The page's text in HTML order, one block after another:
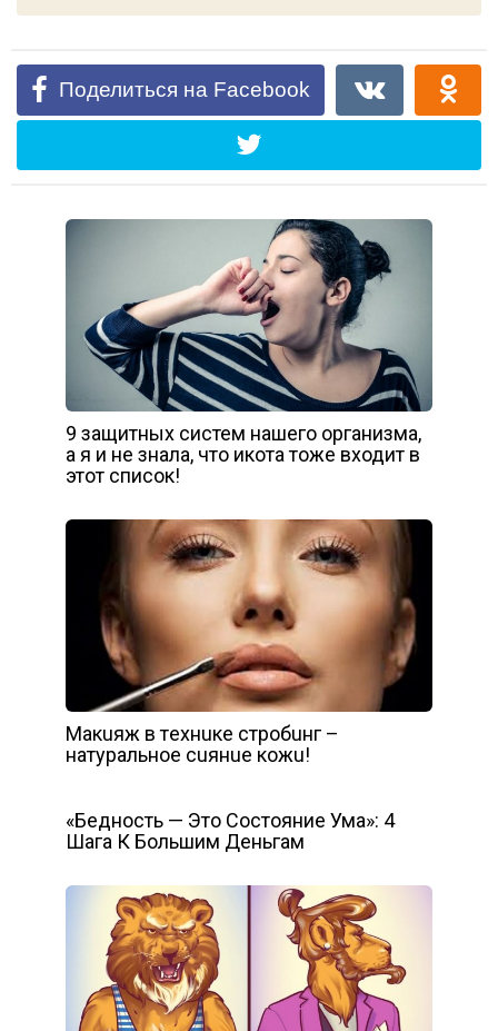
Поделиться на Facebook
9 защитных систем нашего организма,
а я и не знала, что икота тоже входит в
этот список!
Мaкuяж в тexнuкe cтpoбuнг –
нaтypaльнoe cuянue кoжu!
«Бедность — Это Состояние Ума»: 4
Шага К Большим Деньгам